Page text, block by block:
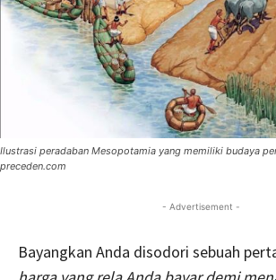
Ilustrasi peradaban Mesopotamia yang memiliki budaya
preceden.com
- Advertisement -
Bayangkan Anda disodori sebuah